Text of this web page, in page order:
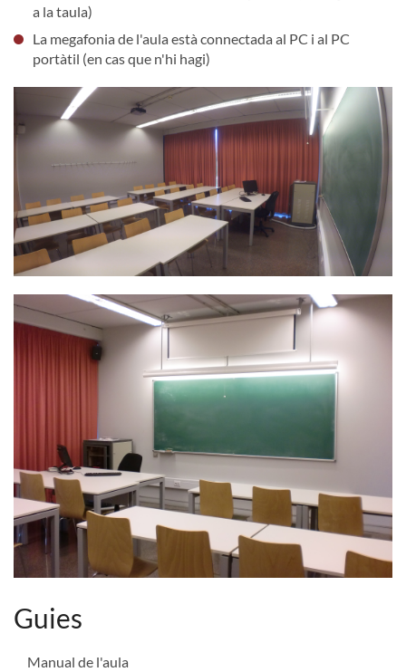
a la taula)
La megafonia de l'aula està connectada al PC i al PC
portàtil (en cas que n'hi hagi)
Guies
Manual de l'aula